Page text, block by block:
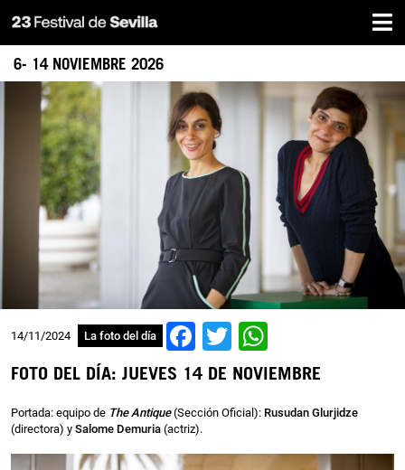
Pasar
al
contenido
principal
6- 14 NOVIEMBRE 2026
14/11/2024 La foto del día Facebook
Twitter
FOTO DEL DÍA: JUEVES 14 DE NOVIEMBRE
Portada: equipo de The Antique(Sección Oficial): Rusudan Glurjidze
(directora) y Salome Demuria (actriz).